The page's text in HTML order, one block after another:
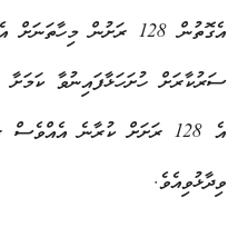
އެގޮތުން 128 ރަށުން
ސަރުކާރަށް ހުށަހަޅާފައިނުވާ
އެ 128 ރަށަށް ކުރާނެ
ވިދާޅުވިއެވެ.